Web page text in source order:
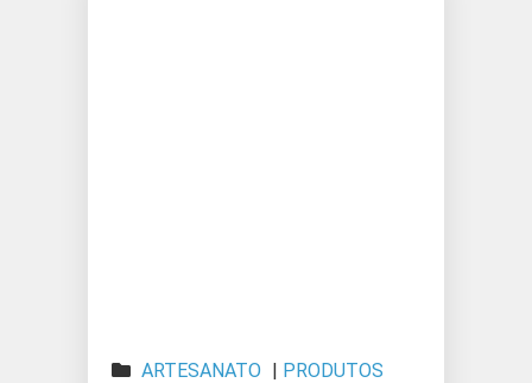
ARTESANATO | PRODUTOS